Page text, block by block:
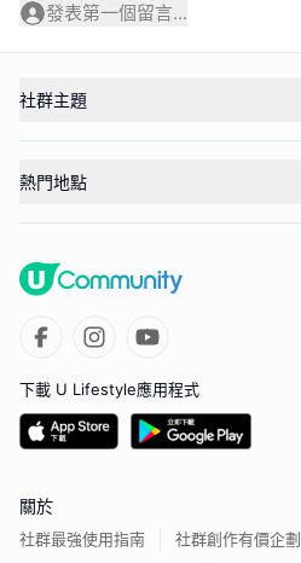
發表第一個留言...
社群主題
熱門地點
下載 U Lifestyle應用程式
關於
社群最強使用指南
社群創作有價企劃